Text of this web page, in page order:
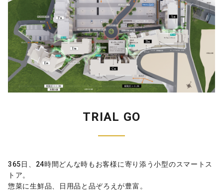
TRIAL GO
365日、24時間どんな時もお客様に寄り添う小型のスマートス
トア。
惣菜に生鮮品、日用品と品ぞろえが豊富。